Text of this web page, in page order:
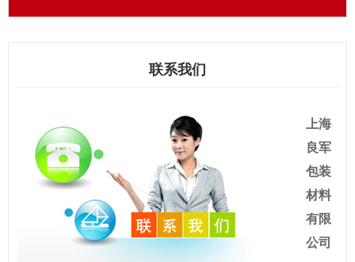
联系我们
上海
良军
包装
材料
有限
公司